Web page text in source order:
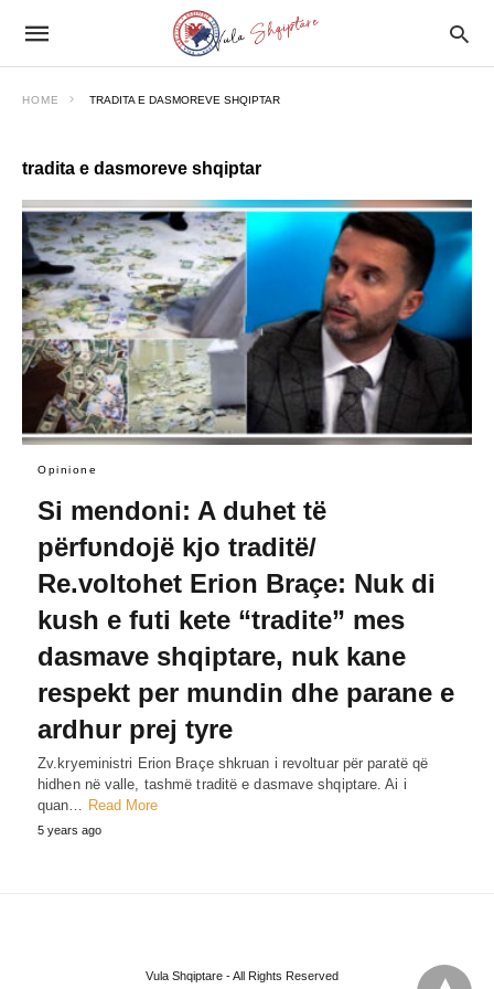
HOME TRADITA E DASMOREVE SHQIPTAR
tradita e dasmoreve shqiptar
Opinione
Si mendoni: A duhet të
përfυndojë kjo traditë/
Re.voltohet Erion Braçe: Nuk di
kush e futi kete “tradite” mes
dasmave shqiptare, nuk kane
respekt per mundin dhe parane e
ardhur prej tyre
Zv.kryeministri Erion Braçe shkruan i revoltuar për paratë që
hidhen në valle, tashmë traditë e dasmave shqiptare. Ai i
quan… Read More
5 years ago
Vula Shqiptare - All Rights Reserved